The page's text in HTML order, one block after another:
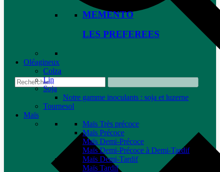
MEMENTO
LES PREFEREES
Oléagineux
Colza
Lin
Soja
Notre gamme inoculants : soja et luzerne
Tournesol
Maïs
Maïs Très précoce
Maïs Précoce
Maïs Demi-Précoce
Maïs Demi-Précoce à Demi-Tardif
Maïs Demi-Tardif
Maïs Tardif